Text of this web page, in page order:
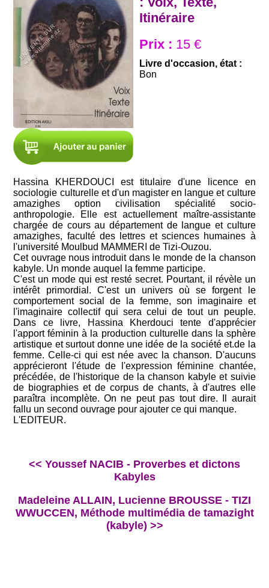
Itinéraire
Prix : 15 €
Livre d'occasion, état :
Bon
Hassina KHERDOUCI est titulaire d'une licence en
sociologie culturelle et d'un magister en langue et culture
amazighes option civilisation spécialité socio-
anthropologie. Elle est actuellement maître-assistante
chargée de cours au département de langue et culture
amazighes, faculté des lettres et sciences humaines à
l'université Moulbud MAMMERI de Tizi-Ouzou.
Cet ouvrage nous introduit dans le monde de la chanson
kabyle. Un monde auquel la femme participe.
C'est un mode qui est resté secret. Pourtant, il révèle un
intérêt primordial. C'est un univers où se forgent le
comportement social de la femme, son imaginaire et
l'imaginaire collectif qui sera celui de tout un peuple.
Dans ce livre, Hassina Kherdouci tente d'apprécier
l'apport féminin à la production culturelle dans la sphère
artistique et surtout donne une idée de la société et.de la
femme. Celle-ci qui est née avec la chanson. D'aucuns
apprécieront l'étude de l'expression féminine chantée,
précédée, de l'historique de la chanson kabyle et suivie
de biographies et de corpus de chants, à d'autres elle
paraîtra incomplète. On ne peut pas tout dire. Il aurait
fallu un second ouvrage pour ajouter ce qui manque.
L'EDITEUR.
<< Youssef NACIB - Proverbes et dictons
Kabyles
Madeleine ALLAIN, Lucienne BROUSSE - TIZI
WWUCCEN, Méthode multimédia de tamazight
(kabyle) >>